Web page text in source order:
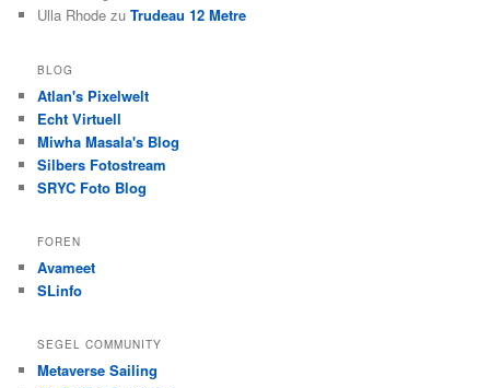
Ulla Rhode zuTrudeau 12 Metre
BLOG
Atlan's Pixelwelt
Echt Virtuell
Miwha Masala's Blog
Silbers Fotostream
SRYC Foto Blog
FOREN
Avameet
SLinfo
SEGEL COMMUNITY
Metaverse Sailing